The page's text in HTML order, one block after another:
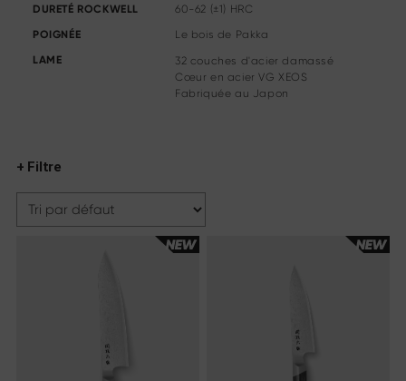
Ustensiles de cuisine
Ciseaux
Shun Classic Red
DURETÉ ROCKWELL
60-62 (±1) HRC
POIGNÉE
Le bois de Pakka
LAME
32 couches d'acier damassé
Cœur en acier VG XEOS
Fabriquée au Japon
+ Filtre